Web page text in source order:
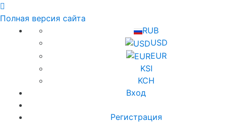
Полная версия сайта
RUB
USD
EUR
KSI
KCH
Вход
Регистрация